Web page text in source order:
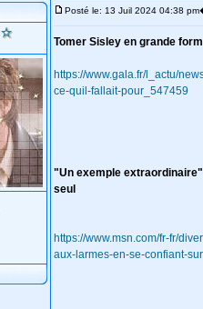
Posté le: 13 Juil 2024 04:38 pm
Tomer Sisley en grande
https://www.gala.fr/l_actu/
ce-quil-fallait-pour_547459
"Un exemple
seul
https://www.msn.com/fr-fr/
aux-larmes-en-se-confiant-